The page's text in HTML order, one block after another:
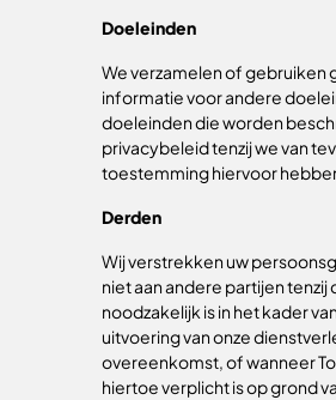
Doeleinden
We verzamelen of gebruiken
informatie voor andere
doeleinden die worden
privacybeleid tenzij we van
toestemming hiervoor
Derden
Wij verstrekken uw
niet aan andere partijen tenzij
noodzakelijk is in het kader
uitvoering van onze
overeenkomst, of wanneer
hiertoe verplicht is op grond